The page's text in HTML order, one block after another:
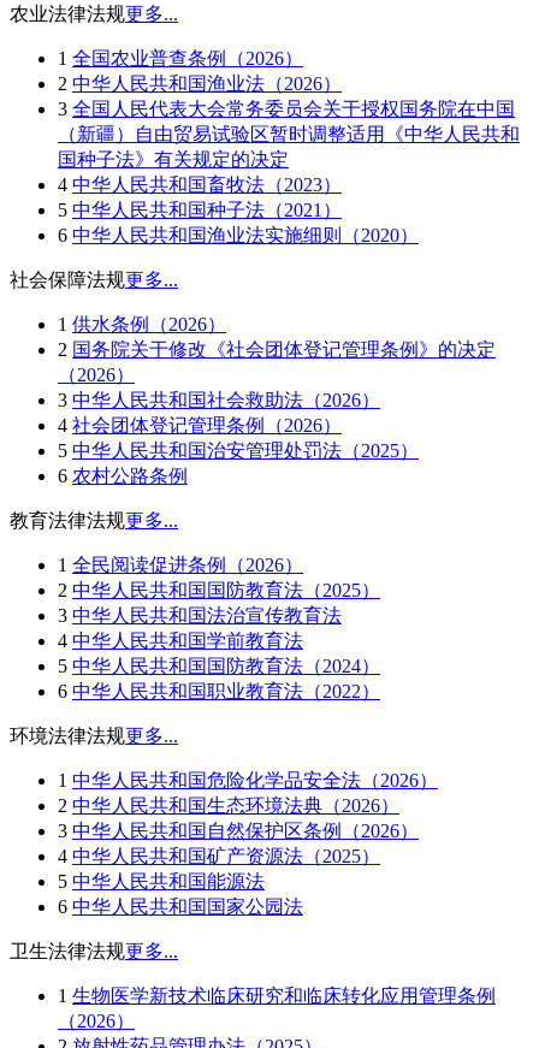
农业法律法规更多...
1 全国农业普查条例（2026）
2 中华人民共和国渔业法（2026）
3 全国人民代表大会常务委员会关于授权国务院在中国
（新疆）自由贸易试验区暂时调整适用《中华人民共和
国种子法》有关规定的决定
4 中华人民共和国畜牧法（2023）
5 中华人民共和国种子法（2021）
6 中华人民共和国渔业法实施细则（2020）
社会保障法规更多...
1 供水条例（2026）
2 国务院关于修改《社会团体登记管理条例》的决定
（2026）
3 中华人民共和国社会救助法（2026）
4 社会团体登记管理条例（2026）
5 中华人民共和国治安管理处罚法（2025）
6 农村公路条例
教育法律法规更多...
1 全民阅读促进条例（2026）
2 中华人民共和国国防教育法（2025）
3 中华人民共和国法治宣传教育法
4 中华人民共和国学前教育法
5 中华人民共和国国防教育法（2024）
6 中华人民共和国职业教育法（2022）
环境法律法规更多...
1 中华人民共和国危险化学品安全法（2026）
2 中华人民共和国生态环境法典（2026）
3 中华人民共和国自然保护区条例（2026）
4 中华人民共和国矿产资源法（2025）
5 中华人民共和国能源法
6 中华人民共和国国家公园法
卫生法律法规更多...
1 生物医学新技术临床研究和临床转化应用管理条例
（2026）